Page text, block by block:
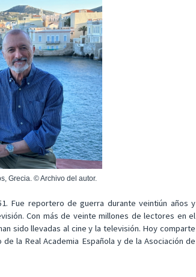
Grecia. © Archivo del autor.
Fue reportero de guerra durante veintiún años y
Con más de veinte millones de lectores en el
sido llevadas al cine y la televisión. Hoy comparte
la Real Academia Española y de la Asociación de